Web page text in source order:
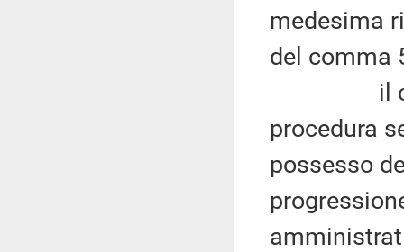
medesima
del comma
il
procedura
possesso